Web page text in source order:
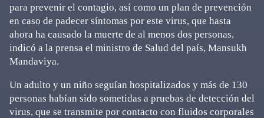
para prevenir el contagio, así como un plan de prevención
en caso de padecer síntomas por este virus, que hasta
ahora ha causado la muerte de al menos dos personas,
indicó a la prensa el ministro de Salud del país, Mansukh
Mandaviya.
Un adulto y un niño seguían hospitalizados y más de 130
personas habían sido sometidas a pruebas de detección del
virus, que se transmite por contacto con fluidos corporales